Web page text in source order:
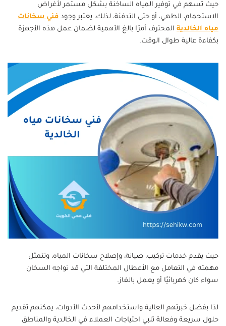
حيث تسهم في توفير المياه الساخنة بشكل مستمر لأغراض
الاستحمام، الطهي، أو حتى التدفئة، لذلك، يعتبر وجود فني سخانات
مياه الخالدية المحترف أمرًا بالغ الأهمية لضمان عمل هذه الأجهزة
بكفاءة عالية طوال الوقت.
حيث يقدم خدمات تركيب، صيانة، وإصلاح سخانات المياه، وتتمثل
مهمته في التعامل مع الأعطال المختلفة التي قد تواجه السخان
سواء كان كهربائيًا أو يعمل بالغاز.
لذا بفضل خبرتهم العالية واستخدامهم لأحدث الأدوات، يمكنهم تقديم
حلول سريعة وفعالة تلبي احتياجات العملاء في الخالدية والمناطق